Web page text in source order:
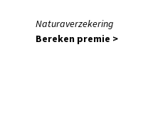
Naturaverzekering
Bereken premie >